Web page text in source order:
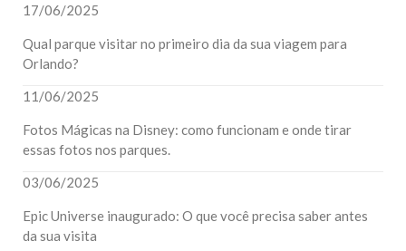
17/06/2025
Qual parque visitar no primeiro dia da sua viagem para
Orlando?
11/06/2025
Fotos Mágicas na Disney: como funcionam e onde tirar
essas fotos nos parques.
03/06/2025
Epic Universe inaugurado: O que você precisa saber antes
da sua visita